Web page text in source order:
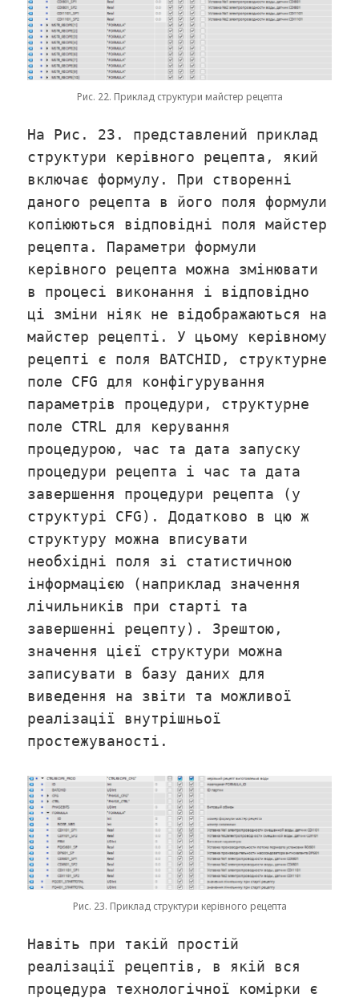
Рис. 22. Приклад структури майстер рецепта
На Рис. 23. представлений приклад
структури керівного рецепта, який
включає формулу. При створенні
даного рецепта в його поля формули
копіюються відповідні поля майстер
рецепта. Параметри формули
керівного рецепта можна змінювати
в процесі виконання і відповідно
ці зміни ніяк не відображаються на
майстер рецепті. У цьому керівному
рецепті є поля BATCHID, структурне
поле CFG для конфігурування
параметрів процедури, структурне
поле CTRL для керування
процедурою, час та дата запуску
процедури рецепта і час та дата
завершення процедури рецепта (у
структурі CFG). Додатково в цю ж
структуру можна вписувати
необхідні поля зі статистичною
інформацією (наприклад значення
лічильників при старті та
завершенні рецепту). Зрештою,
значення цієї структури можна
записувати в базу даних для
виведення на звіти та можливої
реалізації внутрішньої
простежуваності.
Рис. 23. Приклад структури керівного рецепта
Навіть при такій простій
реалізації рецептів, в якій вся
процедура технологічної комірки є